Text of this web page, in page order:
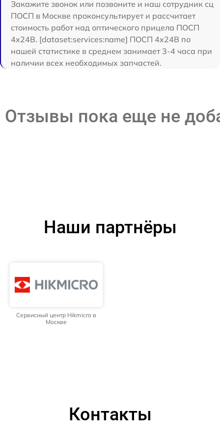
Закажите звонок или позвоните и наш сотрудник сц
ПОСП в Москве проконсультирует и рассчитает
стоимость работ над оптического прицела ПОСП
4x24B. [dataset:services:name] ПОСП 4x24B по
нашей статистике в среднем занимает 3-4 часа при
наличии всех необходимых запчастей.
Отзывы пока еще не
Наши партнёры
Сервисный центр Hikmicro в
Москве
Контакты